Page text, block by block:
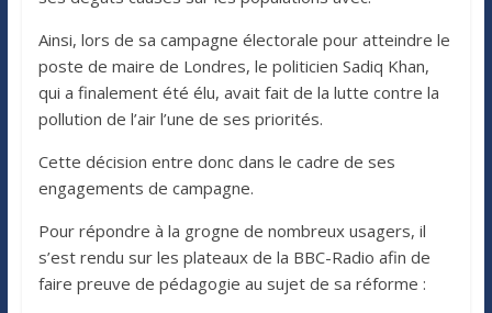
Ainsi, lors de sa campagne électorale pour atteindre le
poste de maire de Londres, le politicien Sadiq Khan,
qui a finalement été élu, avait fait de la lutte contre la
pollution de l’air l’une de ses priorités.
Cette décision entre donc dans le cadre de ses
engagements de campagne.
Pour répondre à la grogne de nombreux usagers, il
s’est rendu sur les plateaux de la BBC-Radio afin de
faire preuve de pédagogie au sujet de sa réforme :